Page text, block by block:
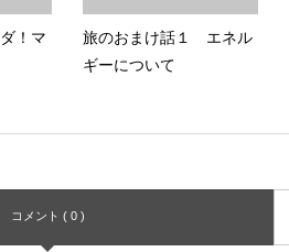
！マ
旅のおまけ話１ エネル
ギーについて
コメント ( 0 )